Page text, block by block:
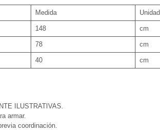
Medida Unidad
148 cm
78 cm
40 cm
ILUSTRATIVAS.
armar.
coordinación.